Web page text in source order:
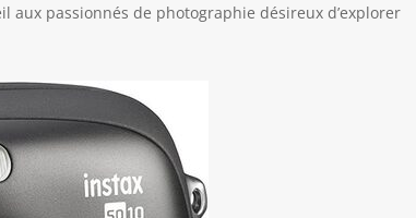
aux passionnés de photographie désireux d’explorer